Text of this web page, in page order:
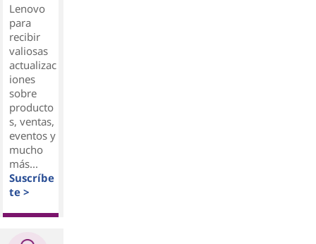
Lenovo
para
recibir
valiosas
actualizac
iones
sobre
producto
s, ventas,
eventos y
mucho
más...
Suscríbe
te >